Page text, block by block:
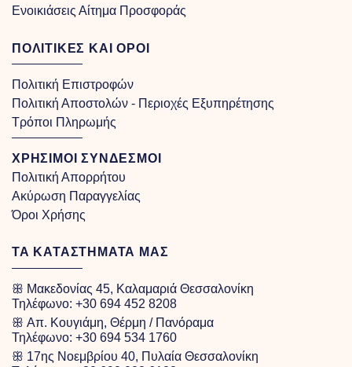
Ενοικιάσεις Αίτημα Προσφοράς
ΠΟΛΙΤΙΚΕΣ ΚΑΙ ΟΡΟΙ
Πολιτική Επιστροφών
Πολιτική Αποστολών - Περιοχές Εξυπηρέτησης
Τρόποι Πληρωμής
ΧΡΗΣΙΜΟΙ ΣΥΝΔΕΣΜΟΙ
Πολιτική Απορρήτου
Ακύρωση Παραγγελίας
Όροι Χρήσης
ΤΑ ΚΑΤΑΣΤΗΜΑΤΑ ΜΑΣ
ꕥ Μακεδονίας 45, Καλαμαριά Θεσσαλονίκη
Τηλέφωνο: +30 694 452 8208
ꕥ Απ. Κουγιάμη, Θέρμη / Πανόραμα
Τηλέφωνο: +30 694 534 1760
ꕥ 17ης Νοεμβρίου 40, Πυλαία Θεσσαλονίκη